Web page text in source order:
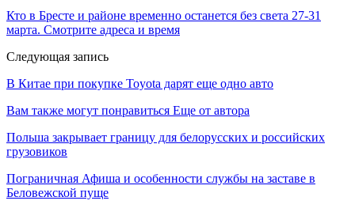
Кто в Бресте и районе временно останется без света 27-31
марта. Смотрите адреса и время
Следующая запись
В Китае при покупке Toyota дарят еще одно авто
Вам также могут понравиться Еще от автора
Польша закрывает границу для белорусских и российских
грузовиков
Пограничная Афиша и особенности службы на заставе в
Беловежской пуще